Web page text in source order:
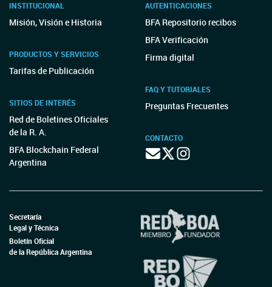
INSTITUCIONAL
Misión, Visión e Historia
PRODUCTOS Y SERVICIOS
Tarifas de Publicación
SITIOS DE INTERÉS
Red de Boletines Oficiales
de la R. A.
BFA Blockchain Federal
Argentina
AUTENTICACIONES
BFA Repositorio recibos
BFA Verificación
Firma digital
FAQ Y TUTORIALES
Preguntas Frecuentes
CONTACTO
Secretaría
Legal y Técnica
Boletín Oficial
de la República Argentina